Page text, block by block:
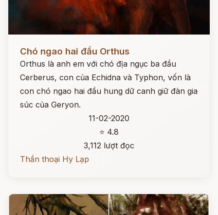
Chó ngao hai đầu Orthus
Orthus là anh em với chó địa ngục ba đầu
Cerberus, con của Echidna và Typhon, vốn là
con chó ngao hai đầu hung dữ canh giữ đàn gia
súc của Geryon.
11-02-2020
⭐ 4.8
3,112 lượt đọc
Thần thoại Hy Lạp